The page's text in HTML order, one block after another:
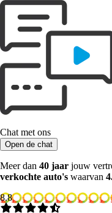
Chat met ons
Open de chat
Meer dan 40 jaar jouw
verkochte auto's waarvan
8.8